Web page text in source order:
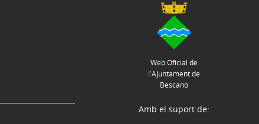
Web Oficial de
l'Ajuntament de
Bescanó
Amb el suport de: